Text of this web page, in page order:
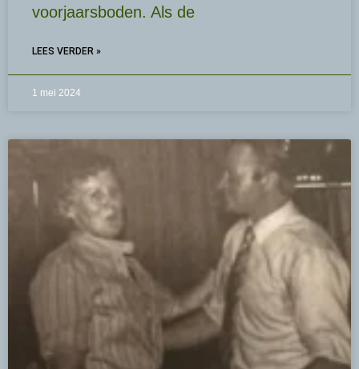
voorjaarsboden. Als de
LEES VERDER »
1 mei 2024